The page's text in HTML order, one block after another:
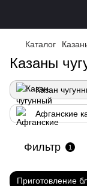
Каталог
Казаны
Казан
Афганские
Фильтр 1
Приготовление